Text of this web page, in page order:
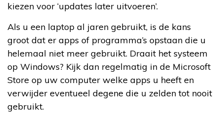
kiezen voor ‘updates later uitvoeren’.
Als u een laptop al jaren gebruikt, is de kans
groot dat er apps of programma’s opstaan die u
helemaal niet meer gebruikt. Draait het systeem
op Windows? Kijk dan regelmatig in de Microsoft
Store op uw computer welke apps u heeft en
verwijder eventueel degene die u zelden tot nooit
gebruikt.